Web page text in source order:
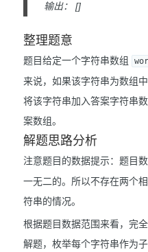
输出： []
整理题意
题目给定一个字符串数组
来说，如果该字符串为数组
将该字符串加入答案字符串
案数组。
解题思路分析
注意题目的数据提示：题目
一无二的。所以不存在两个
符串的情况。
根据题目数据范围来看，完
解题，枚举每个字符串作为